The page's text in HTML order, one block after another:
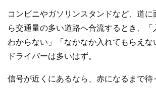
コンビニやガソリンスタンドなど、道
ら交通量の多い道路へ合流するとき、
わからない」「なかなか入れてもらえな
ドライバーは多いはず。
信号が近くにあるなら、赤になるまで待